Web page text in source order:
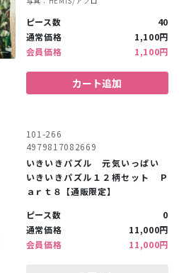
ピース数
40
通常価格
1,100円
会員価格
1,100円
カート追加
101-266
4979817082669
いきいきパズル 元気いっぱい
いきいきパズル１２柄セット Ｐ
ａｒｔ８【通販限定】
ピース数
0
通常価格
11,000円
会員価格
11,000円